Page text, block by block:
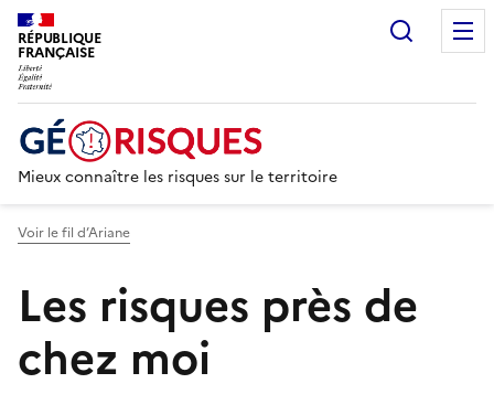
RÉPUBLIQUE
FRANÇAISE
Mieux connaître les risques sur le territoire
Voir le fil d’Ariane
Les risques près de
chez moi